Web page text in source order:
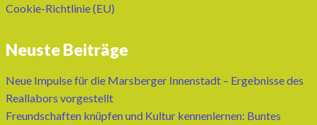
Cookie-Richtlinie (EU)
Neuste Beiträge
Neue Impulse für die Marsberger Innenstadt – Ergebnisse des
Reallabors vorgestellt
Freundschaften knüpfen und Kultur kennenlernen: Buntes